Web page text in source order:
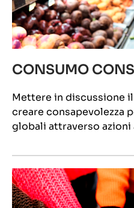
CONSUMO
Mettere in discussione
creare consapevolezza
globali attraverso